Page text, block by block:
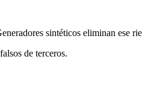
sintéticos eliminan ese
de terceros.